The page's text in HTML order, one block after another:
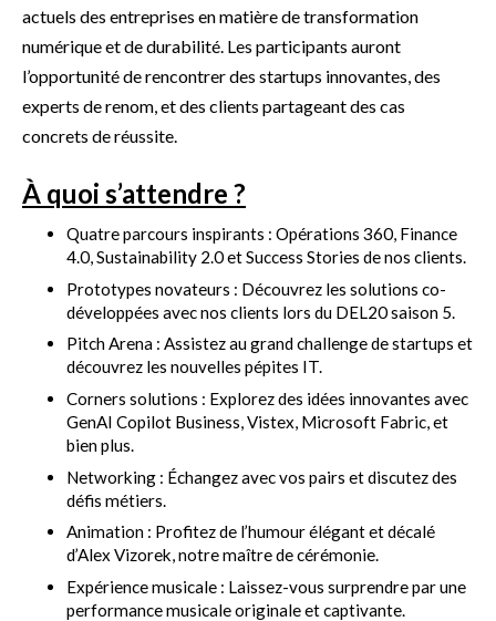
actuels des entreprises en matière de transformation
numérique et de durabilité. Les participants auront
l’opportunité de rencontrer des startups innovantes, des
experts de renom, et des clients partageant des cas
concrets de réussite.
À quoi s’attendre ?
Quatre parcours inspirants : Opérations 360, Finance
4.0, Sustainability 2.0 et Success Stories de nos clients.
Prototypes novateurs : Découvrez les solutions co-
développées avec nos clients lors du DEL20 saison 5.
Pitch Arena : Assistez au grand challenge de startups et
découvrez les nouvelles pépites IT.
Corners solutions : Explorez des idées innovantes avec
GenAI Copilot Business, Vistex, Microsoft Fabric, et
bien plus.
Networking : Échangez avec vos pairs et discutez des
défis métiers.
Animation : Profitez de l’humour élégant et décalé
d’Alex Vizorek, notre maître de cérémonie.
Expérience musicale : Laissez-vous surprendre par une
performance musicale originale et captivante.